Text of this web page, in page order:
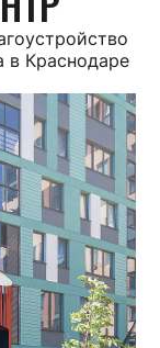
в Краснодаре